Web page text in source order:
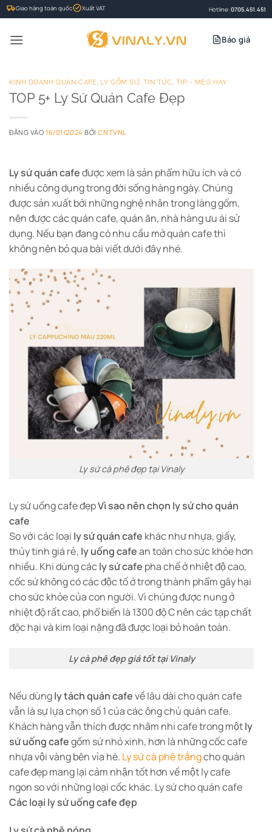
Bỏ
qua
nội
Giao hàng toàn quốc Xuất VAT Hotline: 0705.451.451
Báo giá
KINH DOANH QUÁN CAFE, LY GỐM SỨ, TIN TỨC, TIP - MẸO HAY
TOP 5+ Ly Sứ Quán Cafe Đẹp
ĐĂNG VÀO16/01/2024 BỞICNTVNL
Ly sứ quán cafeđược xem là sản phẩm hữu ích và có
nhiều công dụng trong đời sống hàng ngày. Chúng
được sản xuất bởi những nghệ nhân trong làng gốm,
nên được các quán cafe, quán ăn, nhà hàng ưu ái sử
dụng. Nếu bạn đang có nhu cầu mở quán cafe thì
không nên bỏ qua bài viết dưới đây nhé.
Ly sứ cà phê đẹp tại Vinaly
Ly sứ uống cafe đẹpVì sao nên chọn ly sứ cho quán
cafe
So với các loại ly sứ quán cafe khác như nhựa, giấy,
thủy tinh giá rẻ, ly uống cafean toàn cho sức khỏe hơn
nhiều. Khi dùng các ly sứ cafe pha chế ở nhiệt độ cao,
cốc sứ không có các độc tố ở trong thành phẩm gây hại
cho sức khỏe của con người. Vì chúng được nung ở
nhiệt độ rất cao, phổ biến là 1300 độ C nên các tạp chất
độc hại và kim loại nặng đã được loại bỏ hoàn toàn.
Ly cà phê đẹp giá tốt tại Vinaly
Nếu dùngly tách quán cafevề lâu dài cho quán cafe
vẫn là sự lựa chọn số 1 của các ông chủ quán cafe.
Khách hàng vẫn thích được nhâm nhi cafe trong mộtly
sứ uống cafegốm sứ nhỏ xinh, hơn là những cốc cafe
nhựa vội vàng bên vỉa hè. Ly sứ cà phê trắngcho quán
cafe đẹp mang lại cảm nhận tốt hơn về một ly cafe
ngon so với những loại cốc khác. Ly sứ cho quán cafe
Các loại ly sứ uống cafe đẹp